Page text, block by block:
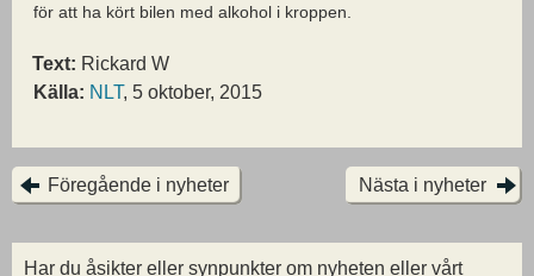
för att ha kört bilen med alkohol i kroppen.
Text: Rickard W
Källa: NLT, 5 oktober, 2015
Föregående i nyheter Nästa i nyheter
Har du åsikter eller synpunkter om nyheten eller vårt